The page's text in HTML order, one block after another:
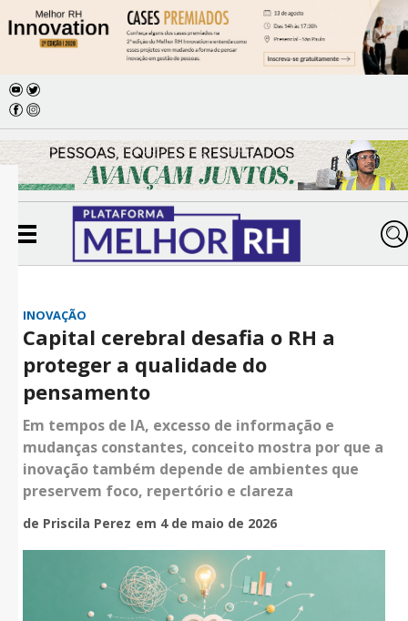
INOVAÇÃO
Capital cerebral desafia o RH a
proteger a qualidade do
pensamento
Em tempos de IA, excesso de informação e
mudanças constantes, conceito mostra por que a
inovação também depende de ambientes que
preservem foco, repertório e clareza
de Priscila Perez em 4 de maio de 2026